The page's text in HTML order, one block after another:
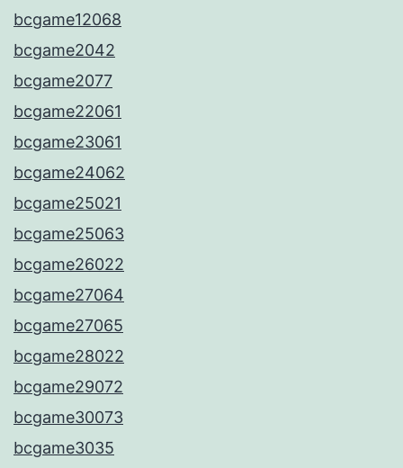
bcgame12068
bcgame2042
bcgame2077
bcgame22061
bcgame23061
bcgame24062
bcgame25021
bcgame25063
bcgame26022
bcgame27064
bcgame27065
bcgame28022
bcgame29072
bcgame30073
bcgame3035